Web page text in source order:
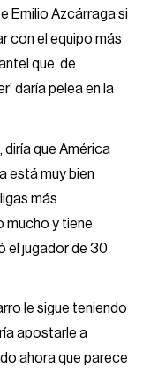
Emilio Azcárraga si
con el equipo más
que, de
daría pelea en la
diría que América
está muy bien
más
mucho y tiene
el jugador de 30
le sigue teniendo
apostarle a
ahora que parece